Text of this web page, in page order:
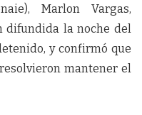
Marlon Vargas,
difundida la noche del
y confirmó que
mantener el